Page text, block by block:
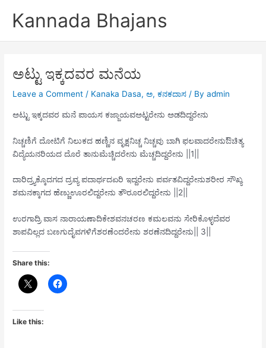
Kannada Bhajans
ಅಟ್ಟು ಇಕ್ಕದವರ ಮನೆಯ
Leave a Comment / Kanaka Dasa,ಅ,ಕನಕದಾಸ / Byadmin
ಅಟ್ಟು ಇಕ್ಕದವರ ಮನೆ ಪಾಯಸ ಕಜ್ಜಾಯವಅಟ್ಟರೇನು ಅಡದಿದ್ದರೇನು
ನಿಚ್ಚಣಿಗೆ ದೋಟಿಗೆ ನಿಲುಕದ ಹಣ್ಣಿನ ವೃಕ್ಷನಿಚ್ಚ ನಿಚ್ಚವು ಬಾಗಿ ಫಲವಾದರೇನುಔಚಿತ್ಯ
ವಿದ್ಯೆಯನರಿಯದ ದೊರೆ ತಾನುಮೆಚ್ಚಿದರೇನು ಮೆಚ್ಚದಿದ್ದರೇನು ||1||
ದಾರಿದ್ರ್ಯಕ್ಕೊದಗದ ದ್ರವ್ಯ ಪದಾರ್ಥದಏರಿ ಇದ್ದರೇನು ಪರ್ವತವಿದ್ದರೇನುಶರೀರ ಸೌಖ್ಯ
ಶಮನಕ್ಕಾಗದ ಹೆಣ್ಣುಊರಲಿದ್ದರೇನು ತೌರೂರಲಿದ್ದರೇನು ||2||
ಉರಗಾದ್ರಿ ವಾಸ ನಾರಾಯಣಾದಿಕೇಶವನಚರಣ ಕಮಲವನು ಸೇರಿಕೊಳ್ಳದೆವರ
ಶಾಪವಿಲ್ಲದ ಬಣಗುದೈವಗಳಿಗೆಶರಣೆಂದರೇನು ಶರಣೆನದಿದ್ದರೇನು|| 3||
Share this:
Like this: